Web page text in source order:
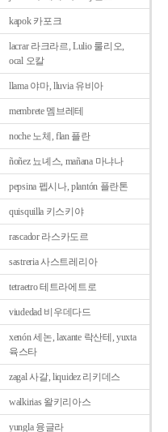
kapok 카포크
lacrar 라크라르, Lulio 룰리오,
ocal 오칼
llama 야마, lluvia 유비아
membrete 멤브레테
noche 노체, flan 플란
ñoñez 뇨녜스, mañana 마냐나
pepsina 펩시나, plantón 플란톤
quisquilla 키스키야
rascador 라스카도르
sastreria 사스트레리아
tetraetro 테트라에트로
viudedad 비우데다드
xenón 세논, laxante 락산테, yuxta
육스타
zagal 사갈, liquidez 리키데스
walkirias 왈키리아스
yungla 융글라